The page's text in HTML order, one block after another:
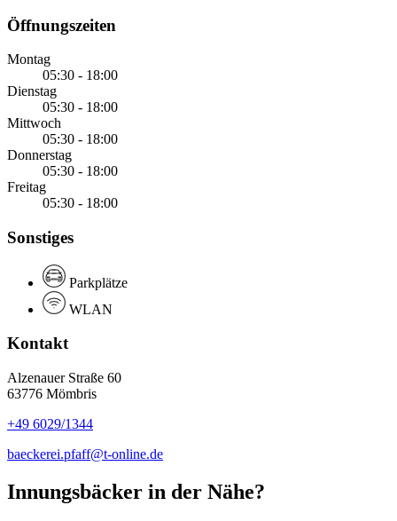
Öffnungszeiten
Montag
05:30 - 18:00
Dienstag
05:30 - 18:00
Mittwoch
05:30 - 18:00
Donnerstag
05:30 - 18:00
Freitag
05:30 - 18:00
Sonstiges
Parkplätze
WLAN
Kontakt
Alzenauer Straße 60
63776 Mömbris
+49 6029/1344
baeckerei.pfaff@t-online.de
Innungsbäcker in der Nähe?